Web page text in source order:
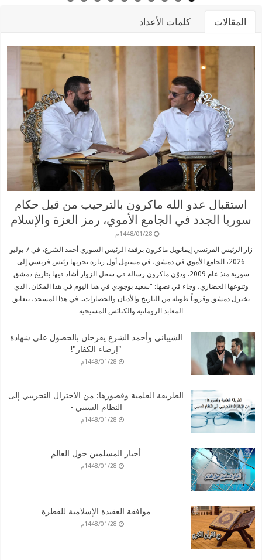
المقالات كلمات الأعداد
استقبال عدو الله ماكرون بالترحيب من قبل حكام
سوريا الجدد في الجامع الأموي، رمز العزة والإسلام
1448/01/28م
زار الرئيس الفرنسي إيمانويل ماكرون برفقة الرئيس السوري أحمد الشرع، في 7 يوليو
2026، الجامع الأموي في دمشق، في مستهل أول زيارة يجريها رئيس فرنسي إلى
سورية منذ عام 2009. ودوّن ماكرون رسالة في سجل الزوار أشاد فيها بتاريخ دمشق
وتنوعها الحضاري، وجاء في نصها: "سعيد بوجودي في هذا اليوم في هذا المكان، الذي
يختزل دمشق وقروناً طويلة من التاريخ والأديان والحضارات.. في هذا المسجد، تتعانق
المعابد الرومانية والكنائس المسيحية
الشيباني وأحمد الشرع يفرحان بالحصول على شهادة
"إرضاء الكفار"!
1448/01/28م
الطريقة العلمية وقصورها: من الاختزال التجريبي إلى
النظام السببي -
1448/01/28م
أخبار المسلمين حول العالم
1448/01/28م
موافقة العقيدة الإسلامية للفطرة
1448/01/28م